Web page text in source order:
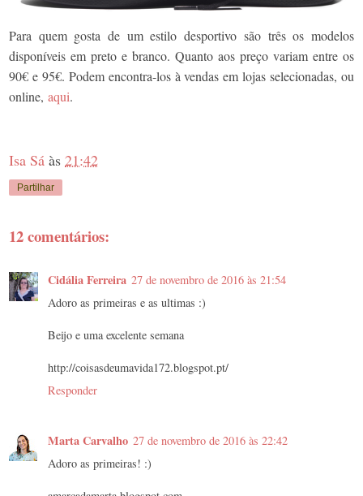
Para quem gosta de um estilo desportivo são três os modelos
disponíveis em preto e branco. Quanto aos preço variam entre os
90€ e 95€. Podem encontra-los à vendas em lojas selecionadas, ou
online, aqui.
Isa Sá às 21:42
Partilhar
12 comentários:
Cidália Ferreira 27 de novembro de 2016 às 21:54
Adoro as primeiras e as ultimas :)
Beijo e uma excelente semana
http://coisasdeumavida172.blogspot.pt/
Responder
Marta Carvalho 27 de novembro de 2016 às 22:42
Adoro as primeiras! :)